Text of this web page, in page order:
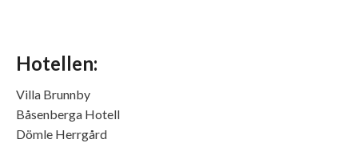
Hotellen:
Villa Brunnby
Båsenberga Hotell
Dömle Herrgård